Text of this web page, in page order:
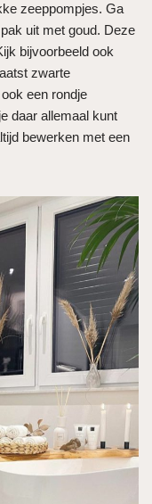
zeeppompjes. Ga
uit met goud. Deze
bijvoorbeeld ook
zwarte
een rondje
daar allemaal kunt
bewerken met een